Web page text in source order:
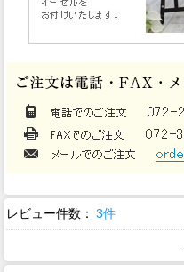
レビュー件数： 3件